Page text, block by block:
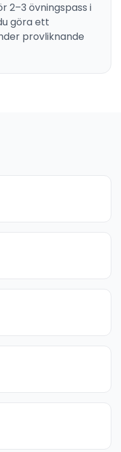
2–3 övningspass i
göra ett
provliknande